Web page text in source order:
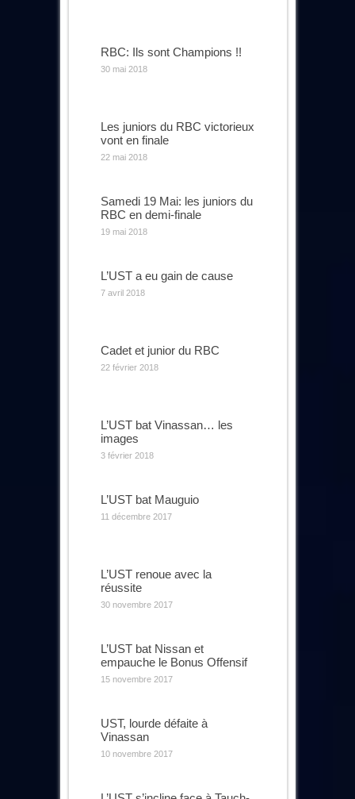
RBC: Ils sont Champions !!
30 mai 2018
Les juniors du RBC victorieux
vont en finale
22 mai 2018
Samedi 19 Mai: les juniors du
RBC en demi-finale
19 mai 2018
L’UST a eu gain de cause
7 avril 2018
Cadet et junior du RBC
22 février 2018
L’UST bat Vinassan… les
images
3 février 2018
L’UST bat Mauguio
11 décembre 2017
L’UST renoue avec la
réussite
30 novembre 2017
L’UST bat Nissan et
empauche le Bonus Offensif
15 novembre 2017
UST, lourde défaite à
Vinassan
10 novembre 2017